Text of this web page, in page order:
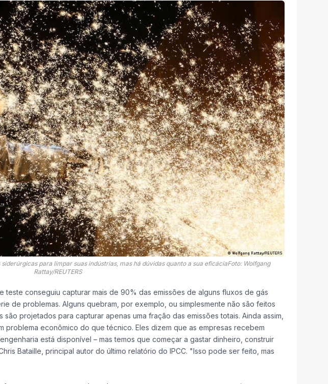
para limpar suas indústrias, mas há dúvidas quanto a sua eficáciaFoto: Wolfgang
Rattay/REUTERS
teste conseguiu capturar mais de 90% das emissões de alguns fluxos de gás
de problemas. Alguns quebram, por exemplo, ou simplesmente não são feitos
projetados para capturar apenas uma fração das emissões totais. Ainda assim,
problema econômico do que técnico. Eles dizem que as empresas recebem
está disponível – mas temos que começar a gastar dinheiro, construir
Bataille, principal autor do último relatório do IPCC. "Isso pode ser feito, mas